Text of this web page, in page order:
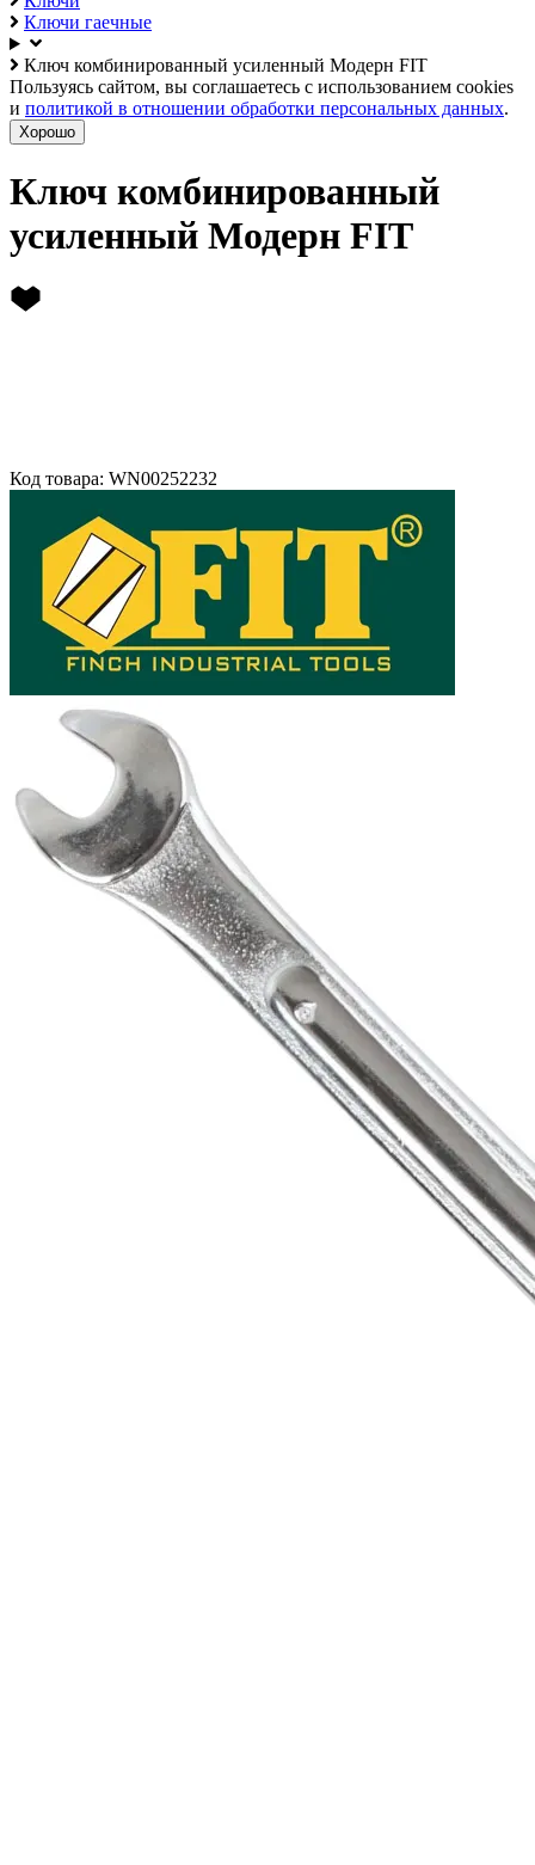
Ключи гаечные
Ключ комбинированный усиленный Модерн FIT
Пользуясь сайтом, вы соглашаетесь с использованием cookies
и политикой в отношении обработки персональных данных.
Хорошо
Ключ комбинированный
усиленный Модерн FIT
Код товара: WN00252232